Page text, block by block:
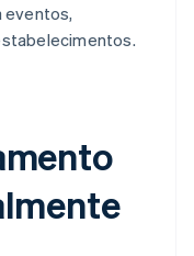
eventos,